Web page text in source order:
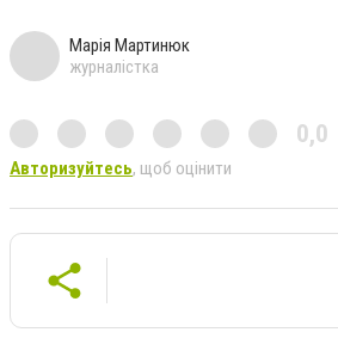
Марія Мартинюк
журналістка
0,0
Авторизуйтесь, щоб оцінити